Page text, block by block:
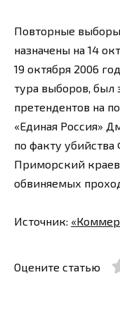
Повторные
назначены на 14
19 октября 2006
тура выборов, был
претендентов на
«Единая Россия»
по факту убийства
Приморский
обвиняемых
Источник:
Оцените статью